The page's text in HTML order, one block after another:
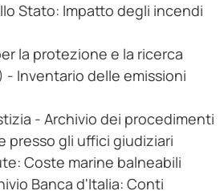
Stato: Impatto degli incendi
la protezione e la ricerca
- Inventario delle emissioni
- Archivio dei procedimenti
presso gli uffici giudiziari
Coste marine balneabili
Banca d'Italia: Conti